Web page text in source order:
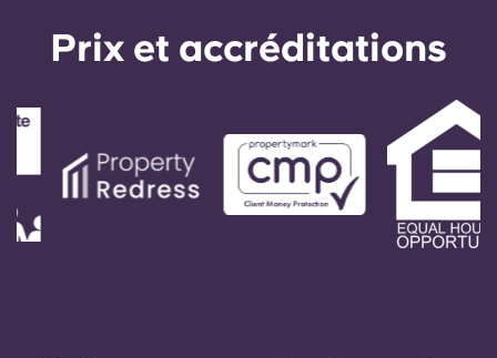
French
Portuguese
Prix ​​et accréditations